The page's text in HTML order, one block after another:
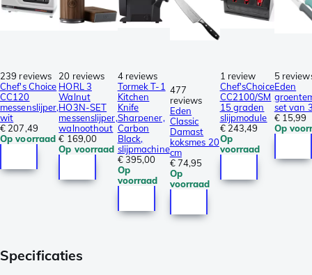
239 reviews
Chef's Choice
CC120
messenslijper,
wit
€ 207,49
Op voorraad
20 reviews
HORL 3
Walnut
HO3N-SET
messenslijper,
walnoothout
€ 169,00
Op voorraad
4 reviews
Tormek T-1
Kitchen
Knife
Sharpener,
Carbon
Black,
slijpmachine
€ 395,00
Op
voorraad
477
reviews
Eden
Classic
Damast
koksmes 20
cm
€ 74,95
Op
voorraad
1 review
Chef'sChoice
CC2100/SM
15 graden
slijpmodule
€ 243,49
Op
voorraad
5
Eden
set van
€ 15,99
Op
Specificaties